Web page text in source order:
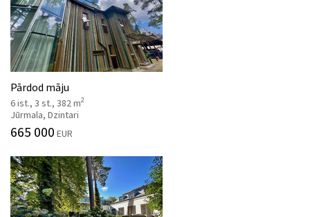
Pārdod māju
6 ist., 3 st., 382 m2
Jūrmala, Dzintari
665 000 EUR